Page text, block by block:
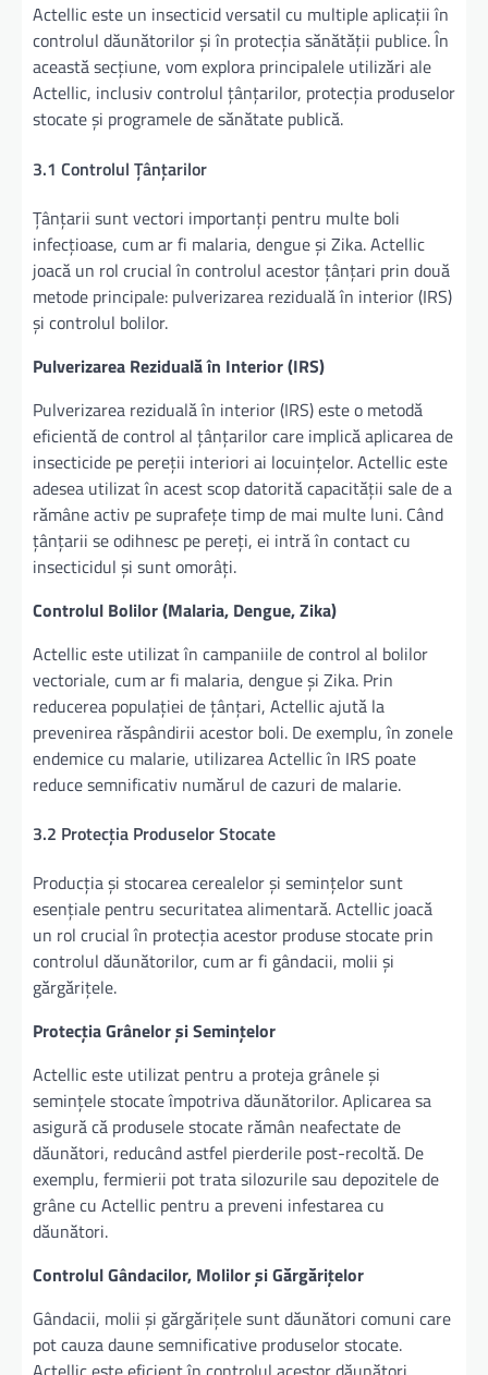
Actellic este un insecticid versatil cu multiple aplicații în
controlul dăunătorilor și în protecția sănătății publice. În
această secțiune, vom explora principalele utilizări ale
Actellic, inclusiv controlul țânțarilor, protecția produselor
stocate și programele de sănătate publică.
3.1 Controlul Țânțarilor
Țânțarii sunt vectori importanți pentru multe boli
infecțioase, cum ar fi malaria, dengue și Zika. Actellic
joacă un rol crucial în controlul acestor țânțari prin două
metode principale: pulverizarea reziduală în interior (IRS)
și controlul bolilor.
Pulverizarea Reziduală în Interior (IRS)
Pulverizarea reziduală în interior (IRS) este o metodă
eficientă de control al țânțarilor care implică aplicarea de
insecticide pe pereții interiori ai locuințelor. Actellic este
adesea utilizat în acest scop datorită capacității sale de a
rămâne activ pe suprafețe timp de mai multe luni. Când
țânțarii se odihnesc pe pereți, ei intră în contact cu
insecticidul și sunt omorâți.
Controlul Bolilor (Malaria, Dengue, Zika)
Actellic este utilizat în campaniile de control al bolilor
vectoriale, cum ar fi malaria, dengue și Zika. Prin
reducerea populației de țânțari, Actellic ajută la
prevenirea răspândirii acestor boli. De exemplu, în zonele
endemice cu malarie, utilizarea Actellic în IRS poate
reduce semnificativ numărul de cazuri de malarie.
3.2 Protecția Produselor Stocate
Producția și stocarea cerealelor și semințelor sunt
esențiale pentru securitatea alimentară. Actellic joacă
un rol crucial în protecția acestor produse stocate prin
controlul dăunătorilor, cum ar fi gândacii, molii și
gărgărițele.
Protecția Grânelor și Semințelor
Actellic este utilizat pentru a proteja grânele și
semințele stocate împotriva dăunătorilor. Aplicarea sa
asigură că produsele stocate rămân neafectate de
dăunători, reducând astfel pierderile post-recoltă. De
exemplu, fermierii pot trata silozurile sau depozitele de
grâne cu Actellic pentru a preveni infestarea cu
dăunători.
Controlul Gândacilor, Molilor și Gărgărițelor
Gândacii, molii și gărgărițele sunt dăunători comuni care
pot cauza daune semnificative produselor stocate.